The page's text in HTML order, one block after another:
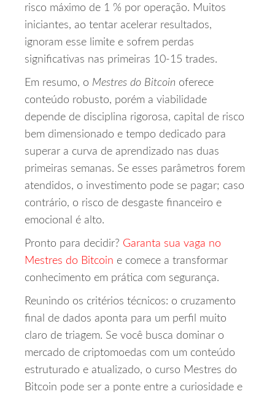
risco máximo de 1 % por operação. Muitos
iniciantes, ao tentar acelerar resultados,
ignoram esse limite e sofrem perdas
significativas nas primeiras 10‑15 trades.
Em resumo, o Mestres do Bitcoin oferece
conteúdo robusto, porém a viabilidade
depende de disciplina rigorosa, capital de risco
bem dimensionado e tempo dedicado para
superar a curva de aprendizado nas duas
primeiras semanas. Se esses parâmetros forem
atendidos, o investimento pode se pagar; caso
contrário, o risco de desgaste financeiro e
emocional é alto.
Pronto para decidir? Garanta sua vaga no
Mestres do Bitcoin e comece a transformar
conhecimento em prática com segurança.
Reunindo os critérios técnicos: o cruzamento
final de dados aponta para um perfil muito
claro de triagem. Se você busca dominar o
mercado de criptomoedas com um conteúdo
estruturado e atualizado, o curso Mestres do
Bitcoin pode ser a ponte entre a curiosidade e